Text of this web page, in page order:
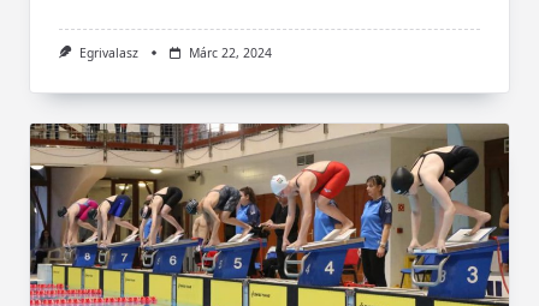
Egrivalasz Márc 22, 2024